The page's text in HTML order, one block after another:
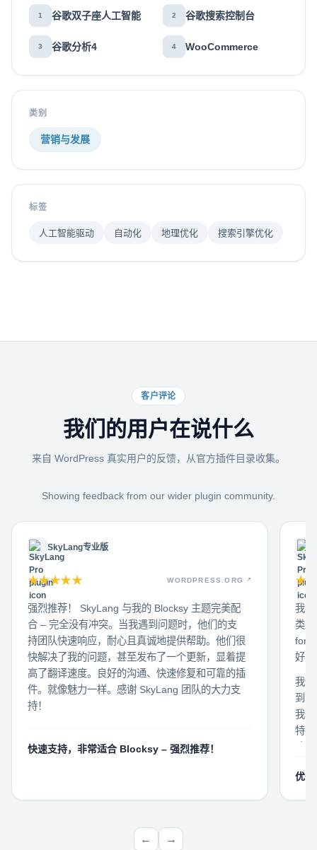
1 谷歌双子座人工智能 2 谷歌搜索控制台
3 谷歌分析4 4 WooCommerce
类别
营销与发展
标签
人工智能驱动 自动化 地理优化 搜索引擎优化
客户评论
我们的用户在说什么
来自 WordPress 真实用户的反馈，从官方插件目录收集。
Showing feedback from our wider plugin community.
SkyLang专业版
★★★★★ WORDPRESS.ORG
强烈推荐！ SkyLang 与我的 Blocksy 主题完美配
合 – 完全没有冲突。当我遇到问题时，他们的支
持团队快速响应，耐心且真诚地提供帮助。他们很
快解决了我的问题，甚至发布了一个更新，显着提
高了翻译速度。良好的沟通、快速修复和可靠的插
件。就像魅力一样。感谢 SkyLang 团队的大力支
持！
快速支持，非常适合 Blocksy – 强烈推荐！
★
我
类
for
好
我
到
我
特
和
优
← →